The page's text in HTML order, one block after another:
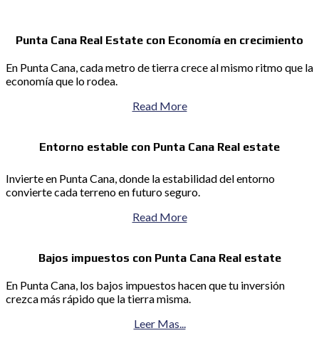
Punta Cana Real Estate con Economía en crecimiento
En Punta Cana, cada metro de tierra crece al mismo ritmo que la
economía que lo rodea.
Read More
Entorno estable con Punta Cana Real estate
Invierte en Punta Cana, donde la estabilidad del entorno
convierte cada terreno en futuro seguro.
Read More
Bajos impuestos con Punta Cana Real estate
En Punta Cana, los bajos impuestos hacen que tu inversión
crezca más rápido que la tierra misma.
Leer Mas...